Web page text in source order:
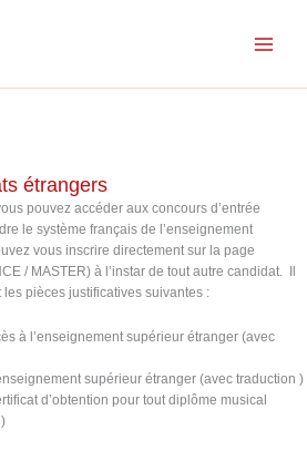
étrangers
pouvez accéder aux concours d’entrée
le système français de l’enseignement
vous inscrire directement sur la page
/ MASTER) à l’instar de tout autre candidat. Il
pièces justificatives suivantes :
à l’enseignement supérieur étranger (avec
supérieur étranger (avec traduction )
d’obtention pour tout diplôme musical